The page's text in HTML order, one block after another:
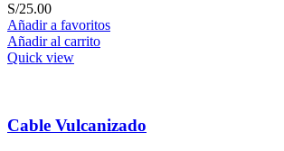
S/25.00
Añadir a favoritos
Añadir al carrito
Quick view
Cable Vulcanizado